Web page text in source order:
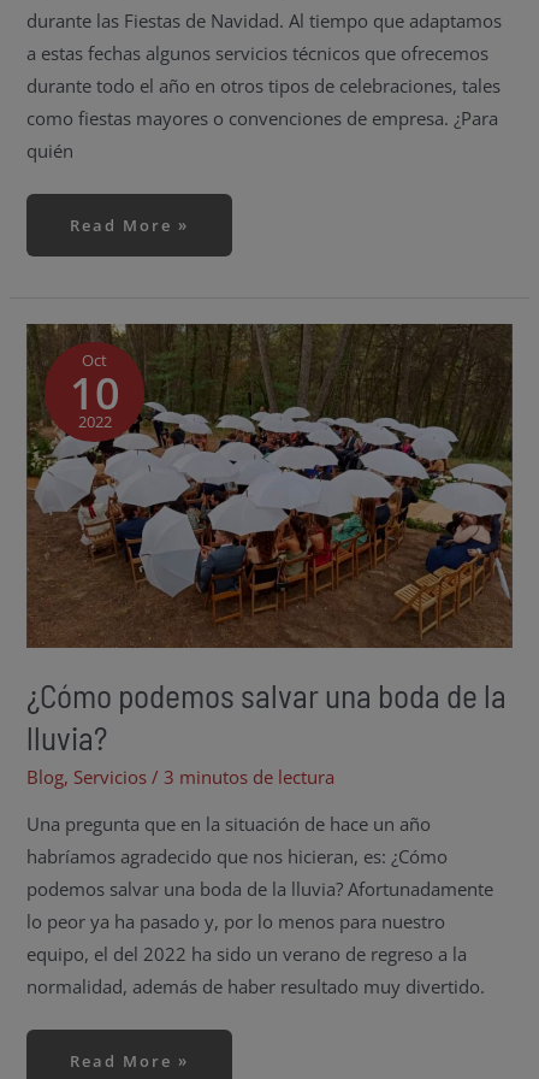
durante las Fiestas de Navidad. Al tiempo que adaptamos
a estas fechas algunos servicios técnicos que ofrecemos
durante todo el año en otros tipos de celebraciones, tales
como fiestas mayores o convenciones de empresa. ¿Para
quién
Read More »
Oct
10
2022
¿Cómo podemos salvar una boda de la
lluvia?
Blog, Servicios / 3 minutos de lectura
Una pregunta que en la situación de hace un año
habríamos agradecido que nos hicieran, es: ¿Cómo
podemos salvar una boda de la lluvia? Afortunadamente
lo peor ya ha pasado y, por lo menos para nuestro
equipo, el del 2022 ha sido un verano de regreso a la
normalidad, además de haber resultado muy divertido.
¿Cómo
podemos
salvar
una
boda
la
lluvia?
Read More »